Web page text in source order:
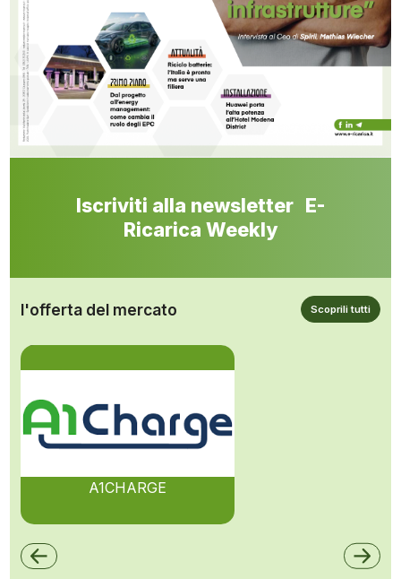
Iscriviti alla newsletter E-
Ricarica Weekly
l'offerta del mercato Scoprili tutti
A1CHARGE